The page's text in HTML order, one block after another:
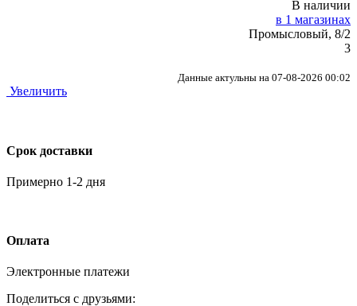
В наличии
в 1 магазинах
Промысловый, 8/2
3
Данные актульны на 07-08-2026 00:02
Увеличить
Срок доставки
Примерно 1-2 дня
Оплата
Электронные платежи
Поделиться с друзьями: